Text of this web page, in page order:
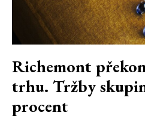
Richemont
trhu. Tržby
procent